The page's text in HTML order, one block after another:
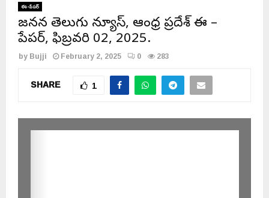
ఈ-పేపర్
జనసేన తెలుగు న్యూస్, ఆంధ్ర ప్రదేశ్ ఈ –
పేపర్, ఫిబ్రవరి 02, 2025.
byBujji February 2, 2025 0 283
SHARE 1